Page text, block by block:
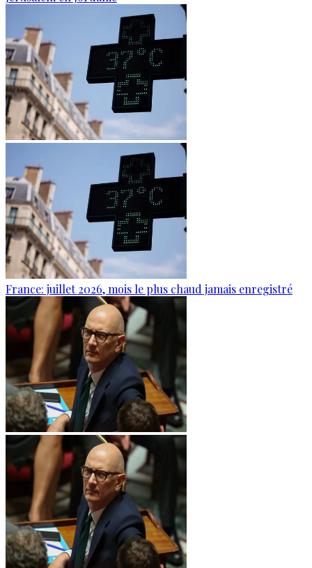
France: juillet 2026, mois le plus chaud jamais enregistré